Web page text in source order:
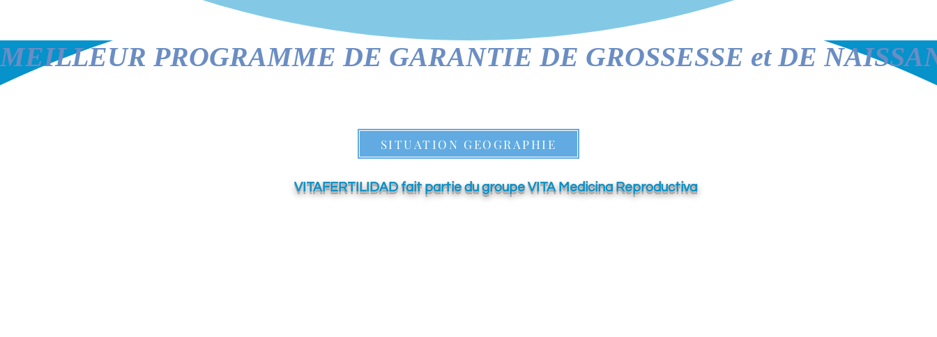
MEILLEUR PROGRAMME DE GARANTIE DE GROSSESSE et DE
SITUATION GEOGRAPHIE
VITAFERTILIDAD fait partie du groupe VITA Medicina Reproductiva